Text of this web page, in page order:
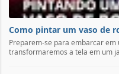
Como pintar um vaso de
Preparem-se para embarcar
transformaremos a tela em um